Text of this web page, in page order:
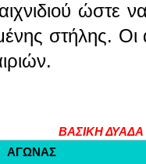
ώστε
στήλης.
ΒΑΣΙΚΗ ΔΥΑΔΑ
ΑΓΩΝΑΣ